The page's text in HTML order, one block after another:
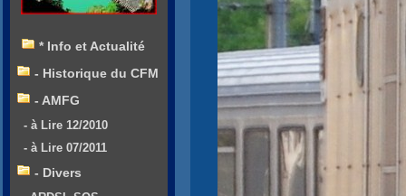
* Info et Actualité
- Historique du CFM
- AMFG
- à Lire 12/2010
- à Lire 07/2011
- Divers